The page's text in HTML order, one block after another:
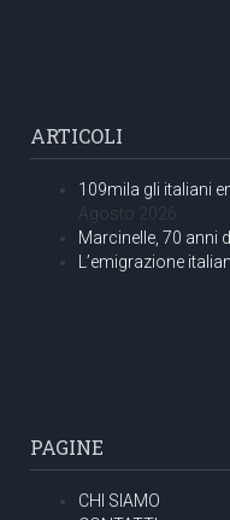
ARTICOLI
109mila gli italiani
Agosto 2026
Marcinelle, 70 anni
L’emigrazione
PAGINE
CHI SIAMO